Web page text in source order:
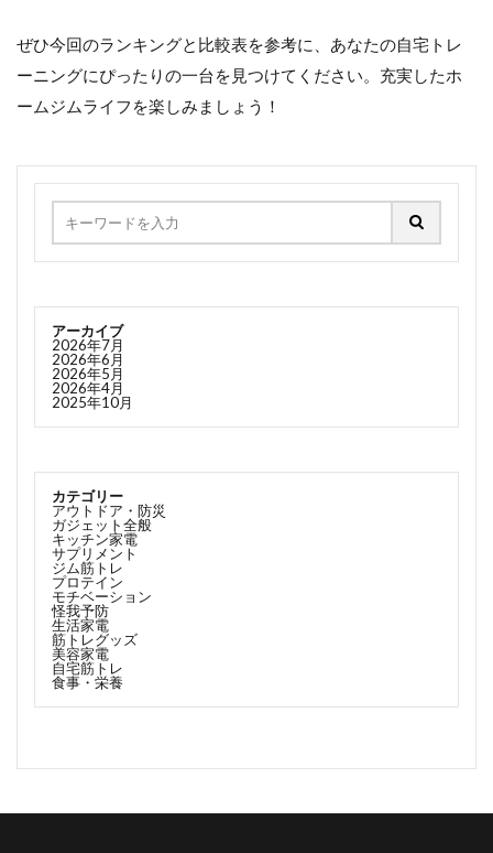
ぜひ今回のランキングと比較表を参考に、あなたの自宅トレ
ーニングにぴったりの一台を見つけてください。充実したホ
ームジムライフを楽しみましょう！
アーカイブ
2026年7月
2026年6月
2026年5月
2026年4月
2025年10月
カテゴリー
アウトドア・防災
ガジェット全般
キッチン家電
サプリメント
ジム筋トレ
プロテイン
モチベーション
怪我予防
生活家電
筋トレグッズ
美容家電
自宅筋トレ
食事・栄養